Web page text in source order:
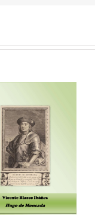
Aventura veneciana y
otros cuentos